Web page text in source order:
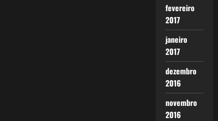
fevereiro
2017
janeiro
2017
dezembro
2016
novembro
2016